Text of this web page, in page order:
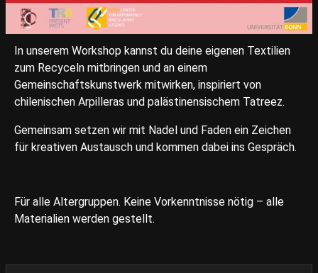
In unserem Workshop kannst du deine eigenen Textilien
zum Recyceln mitbringen und an einem
Gemeinschaftskunstwerk mitwirken, inspiriert von
chilenischen Arpilleras und palästinensischem Tatreez.
Gemeinsam setzen wir mit Nadel und Faden ein Zeichen
für kreativen Austausch und kommen dabei ins Gespräch.
Für alle Altergruppen. Keine Vorkenntnisse nötig – alle
Materialien werden gestellt.